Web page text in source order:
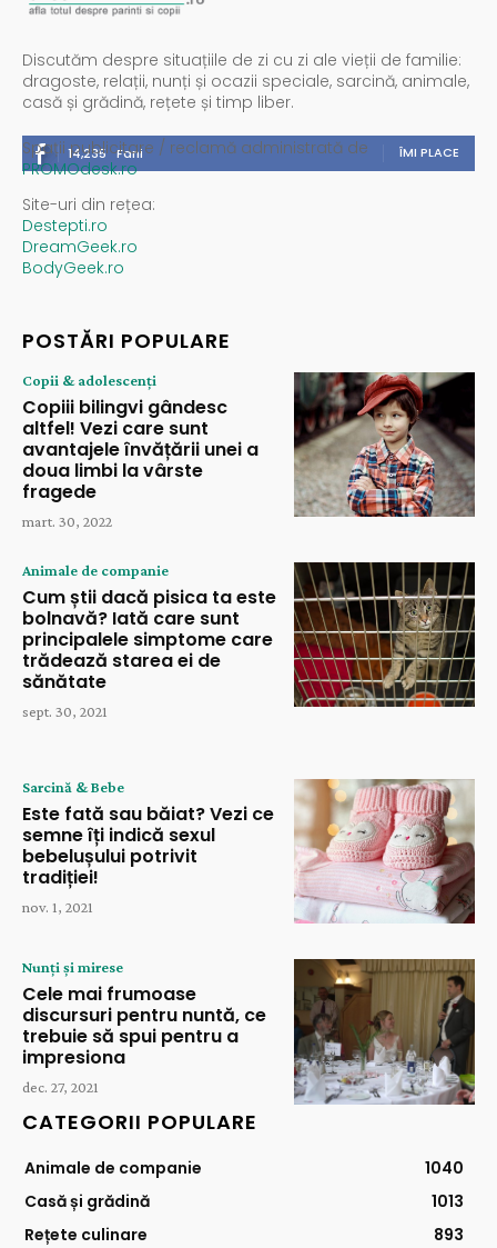
Discutăm despre situațiile de zi cu zi ale vieții de familie:
dragoste, relații, nunți și ocazii speciale, sarcină, animale,
casă și grădină, rețete și timp liber.
14,235 Fani ÎMI PLACE
Spații publicitare / reclamă administrată de
PROMOdesk.ro
Site-uri din rețea:
Destepti.ro
DreamGeek.ro
BodyGeek.ro
POSTĂRI POPULARE
Copii & adolescenți
Copiii bilingvi gândesc
altfel! Vezi care sunt
avantajele învățării unei a
doua limbi la vârste
fragede
mart. 30, 2022
Animale de companie
Cum știi dacă pisica ta este
bolnavă? Iată care sunt
principalele simptome care
trădează starea ei de
sănătate
sept. 30, 2021
Sarcină & Bebe
Este fată sau băiat? Vezi ce
semne îți indică sexul
bebelușului potrivit
tradiției!
nov. 1, 2021
Nunți și mirese
Cele mai frumoase
discursuri pentru nuntă, ce
trebuie să spui pentru a
impresiona
dec. 27, 2021
CATEGORII POPULARE
Animale de companie
1040
Casă și grădină
1013
Rețete culinare
893